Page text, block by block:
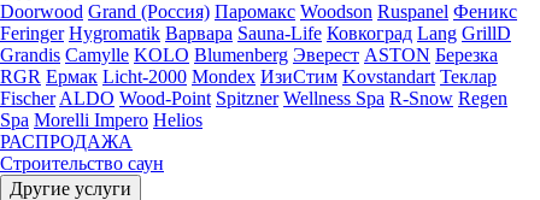
Doorwood Grand (Россия) Паромакс Woodson Ruspanel Феникс
Feringer Hygromatik Варвара Sauna-Life Ковкоград Lang GrillD
Grandis Camylle KOLO Blumenberg Эверест ASTON Березка
RGR Ермак Licht-2000 Mondex ИзиСтим Kovstandart Теклар
Fischer ALDO Wood-Point Spitzner Wellness Spa R-Snow Regen
Spa Morelli Impero Helios
РАСПРОДАЖА
Строительство саун
Другие услуги